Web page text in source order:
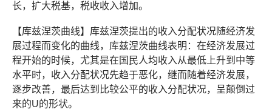
长，扩大税基，税收收入增加。
【库兹涅茨曲线】库兹涅茨提出的收入分配状况随经济发
展过程而变化的曲线，库兹涅茨曲线表明：在经济发展过
程开始的时候，尤其是在国民人均收入从最低上升到中等
水平时，收入分配状况先趋于恶化，继而随着经济发展，
逐步改善，最后达到比较公平的收入分配状况，呈颠倒过
来的U的形状。